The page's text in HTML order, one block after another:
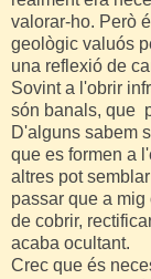
valorar-ho. Però
geològic valuós
una reflexió de
Sovint a l'obrir
són banals, que
D'alguns sabem
que es formen a
altres pot
passar que a
de cobrir,
acaba ocultant.
Crec que és